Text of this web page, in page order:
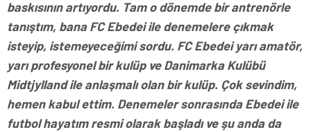
baskısının artıyordu. Tam o dönemde bir antrenörle
tanıştım, bana FC Ebedei ile denemelere çıkmak
isteyip, istemeyeceğimi sordu. FC Ebedei yarı amatör,
yarı profesyonel bir kulüp ve Danimarka Kulübü
Midtjylland ile anlaşmalı olan bir kulüp. Çok sevindim,
hemen kabul ettim. Denemeler sonrasında Ebedei ile
futbol hayatım resmi olarak başladı ve şu anda da